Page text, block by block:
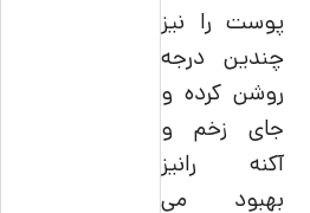
پوست را نیز
چندین درجه
روشن کرده و
جای زخم و
آکنه رانیز
بهبود می